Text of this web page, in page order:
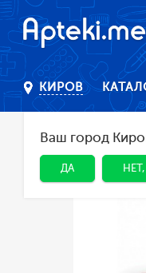
КИРОВ
Ваш город
ДА
Главная